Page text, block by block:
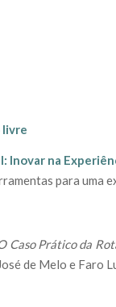
livre
Inovar na
para uma
Caso Prático da
de Melo e Faro